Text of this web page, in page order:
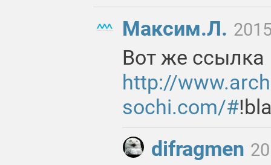
Максим.Л.
Вот же ссылка
http://
sochi.com/#
difragmen